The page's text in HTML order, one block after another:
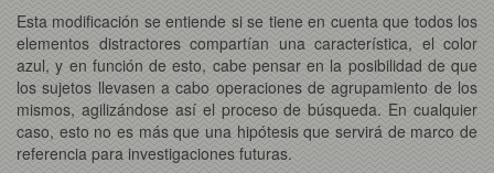
Esta modificación se entiende si se tiene en cuenta que todos los
elementos distractores compartían una característica, el color
azul, y en función de esto, cabe pensar en la posibilidad de que
los sujetos llevasen a cabo operaciones de agrupamiento de los
mismos, agilizándose así el proceso de búsqueda. En cualquier
caso, esto no es más que una hipótesis que servirá de marco de
referencia para investigaciones futuras.